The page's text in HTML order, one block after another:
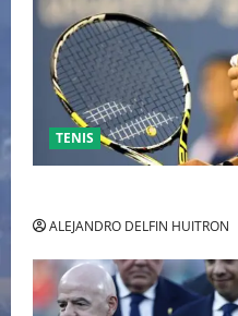
TENIS
ALEJANDRO DELFIN HUITRON